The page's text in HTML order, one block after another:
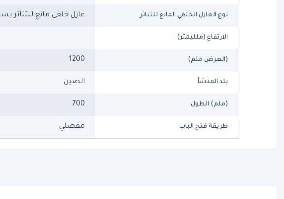
نوع العازل الخلفي المانع للتناثر عازل خلفي مانع للتناثر
الارتفاع (ملليمتر)
(العرض ملم) 1200
بلد المنشأ الصين
(ملم) الطول 700
طريقة فتح الباب مفصلي